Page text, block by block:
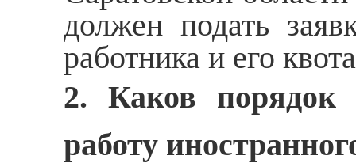
должен подать
работника и его
2. Каков
работу